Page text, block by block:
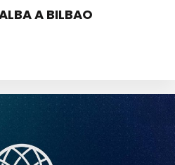
A BILBAO